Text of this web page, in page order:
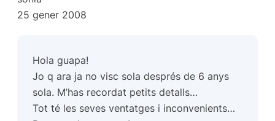
25 gener 2008
Hola guapa!
Jo q ara ja no visc sola després de 6 anys
sola. M’has recordat petits detalls…
Tot té les seves ventatges i inconvenients…